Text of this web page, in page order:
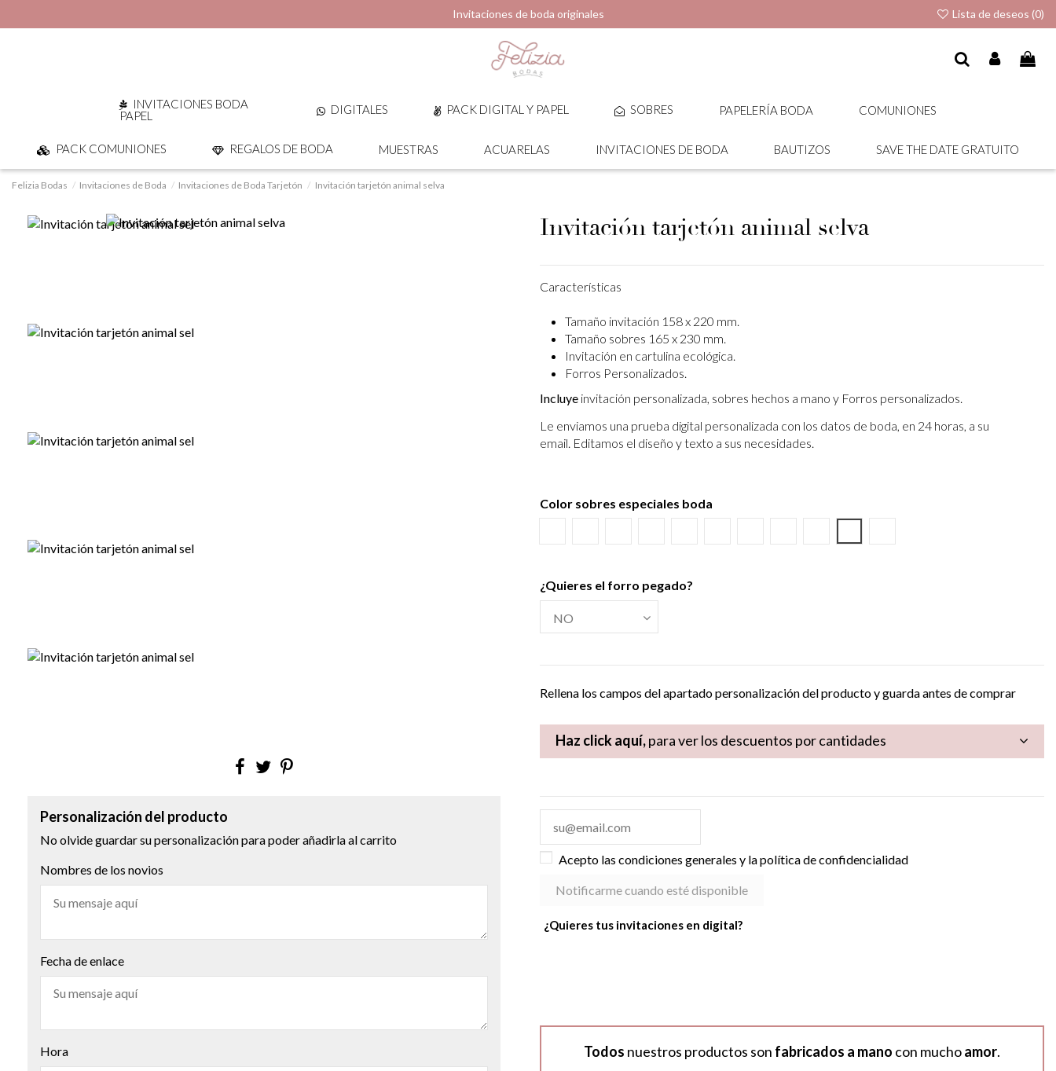
Invitaciones de boda originales Lista de deseos (0)
INVITACIONES BODA
PAPEL
DIGITALES PACK DIGITAL Y PAPEL SOBRES PAPELERÍA BODA COMUNIONES
PACK COMUNIONES REGALOS DE BODA MUESTRAS ACUARELAS INVITACIONES DE BODA BAUTIZOS SAVE THE DATE GRATUITO
Felizia Bodas Invitaciones de Boda Invitaciones de Boda Tarjetón Invitación tarjetón animal selva
Personalización del producto
No olvide guardar su personalización para poder añadirla al carrito
Nombres de los novios
Fecha de enlace
Hora
Invitación tarjetón animal selva
Características
Tamaño invitación 158 x 220 mm.
Tamaño sobres 165 x 230 mm.
Invitación en cartulina ecológica.
Forros Personalizados.
Incluye invitación personalizada, sobres hechos a mano y Forros personalizados.
Le enviamos una prueba digital personalizada con los datos de boda, en 24 horas, a su
email. Editamos el diseño y texto a sus necesidades.
Color sobres especiales boda
¿Quieres el forro pegado?
Rellena los campos del apartado personalización del producto y guarda antes de comprar
Haz click aquí,para ver los descuentos por cantidades
Acepto las condiciones generales y la política de confidencialidad
¿Quieres tus invitaciones en digital?
Todos nuestros productos son fabricados a mano con muchoamor.